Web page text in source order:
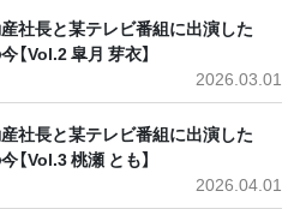
社長と某テレビ番組に出演した
【Vol.2 皐月 芽衣】
2026.03.01
社長と某テレビ番組に出演した
【Vol.3 桃瀬 とも】
2026.04.01